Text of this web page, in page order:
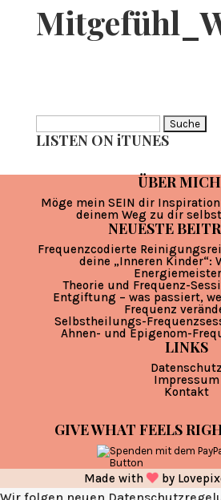
nach:
LISTEN ON iTUNES
ÜBER MICH
Möge mein SEIN dir
deinem Weg zu dir
NEUESTE
Frequenzcodierte
deine „Inneren Kinder“:
Theorie und Frequenz-
Entgiftung – was passiert,
Frequenz
Selbstheilungs-
Ahnen- und Epigenom-
LINKS
Datenschutz
Impressum
Kontakt
GIVE WHAT FEELS
Made with by